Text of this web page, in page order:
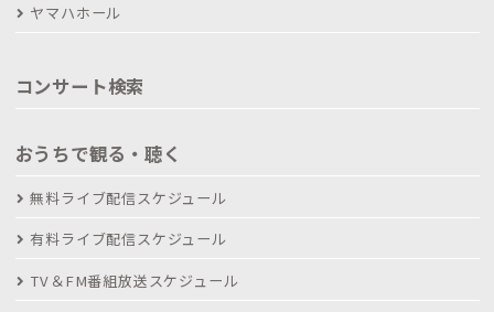
ヤマハホール
コンサート検索
おうちで観る・聴く
無料ライブ配信スケジュール
有料ライブ配信スケジュール
TV＆FM番組放送スケジュール